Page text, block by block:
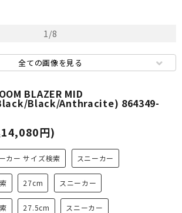
1/8
全ての画像を見る
BLAZER MID
Black/Anthracite) 864349-
円)
カー サイズ検索 スニーカー
27cm スニーカー
27.5cm スニーカー